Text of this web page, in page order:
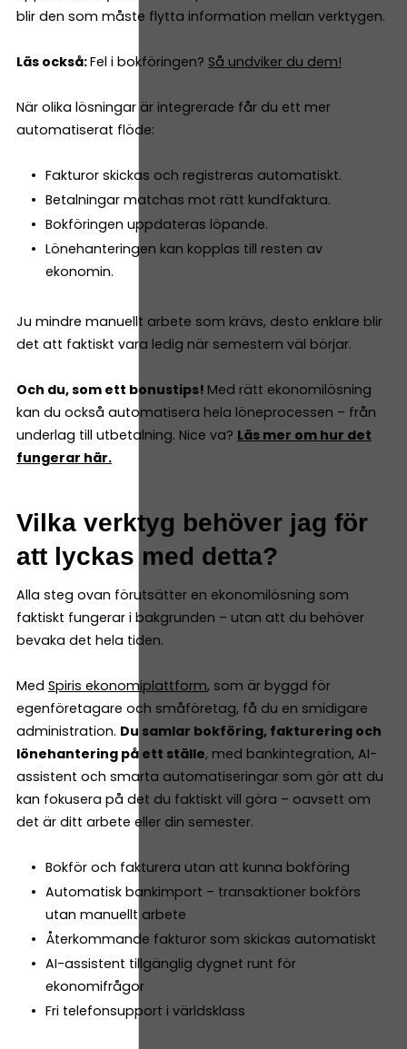
blir den som måste flytta information mellan verktygen.
Läs också:Fel i bokföringen? Så undviker du dem!
När olika lösningar är integrerade får du ett mer
automatiserat flöde:
Fakturor skickas och registreras automatiskt.
Betalningar matchas mot rätt kundfaktura.
Bokföringen uppdateras löpande.
Lönehanteringen kan kopplas till resten av
ekonomin.
Ju mindre manuellt arbete som krävs, desto enklare blir
det att faktiskt vara ledig när semestern väl börjar.
Och du, som ett bonustips! Med rätt ekonomilösning
kan du också automatisera hela löneprocessen – från
underlag till utbetalning. Nice va? Läs mer om hur det
fungerar här.
Vilka verktyg behöver jag för
att lyckas med detta?
Alla steg ovan förutsätter en ekonomilösning som
faktiskt fungerar i bakgrunden – utan att du behöver
bevaka det hela tiden.
Med Spiris ekonomiplattform, som är byggd för
egenföretagare och småföretag, få du en smidigare
administration. Du samlar bokföring, fakturering och
lönehantering på ett ställe, med bankintegration, AI-
assistent och smarta automatiseringar som gör att du
kan fokusera på det du faktiskt vill göra – oavsett om
det är ditt arbete eller din semester.
Bokför och fakturera utan att kunna bokföring
Automatisk bankimport – transaktioner bokförs
utan manuellt arbete
Återkommande fakturor som skickas automatiskt
AI-assistent tillgänglig dygnet runt för
ekonomifrågor
Fri telefonsupport i världsklass